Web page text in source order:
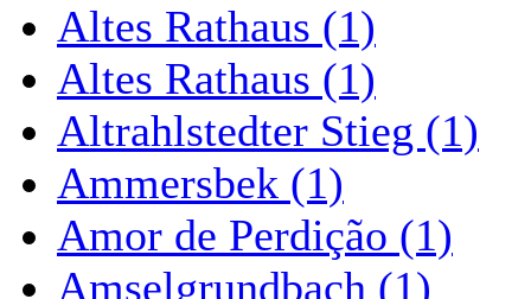
Altes Rathaus (1)
Altes Rathaus (1)
Altrahlstedter Stieg (1)
Ammersbek (1)
Amor de Perdição (1)
Amselgrundbach (1)